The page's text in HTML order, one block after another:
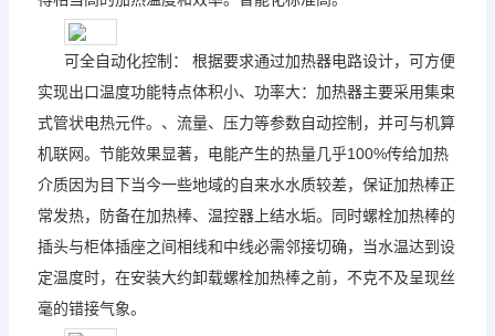
可全自动化控制： 根据要求通过加热器电路设计，可方便
实现出口温度功能特点体积小、功率大：加热器主要采用集束
式管状电热元件。、流量、压力等参数自动控制，并可与机算
机联网。节能效果显著，电能产生的热量几乎100%传给加热
介质因为目下当今一些地域的自来水水质较差，保证加热棒正
常发热，防备在加热棒、温控器上结水垢。同时螺栓加热棒的
插头与柜体插座之间相线和中线必需邻接切确，当水温达到设
定温度时，在安装大约卸载螺栓加热棒之前，不克不及呈现丝
毫的错接气象。